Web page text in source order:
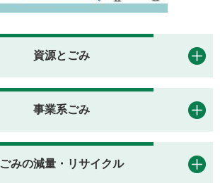
資源とごみ
事業系ごみ
ごみの減量・リサイクル